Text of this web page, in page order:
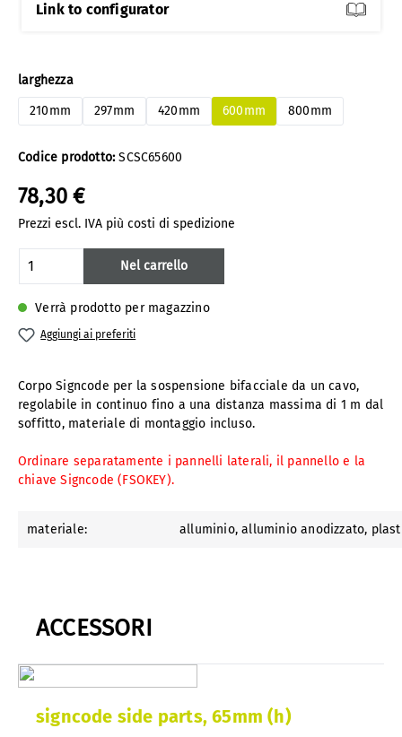
Link to configurator
Codice prodotto:SCSC65600
78,30 €
Prezzi escl. IVA più costi di spedizione
Verrà prodotto per magazzino
Seleziona
larghezza
210mm
297mm 420mm 600mm 800mm
Quantità del prodotto: inserisci la
Nel carrello
Aggiungi ai preferiti
Corpo Signcode per la sospensione bifacciale da un cavo,
regolabile in continuo fino a una distanza massima di 1 m dal
soffitto, materiale di montaggio incluso.
Ordinare separatamente i pannelli laterali, il pannello e la
chiave Signcode (FSOKEY).
materiale: alluminio, alluminio anodizzato,
ACCESSORI
signcode side parts, 65mm (h)